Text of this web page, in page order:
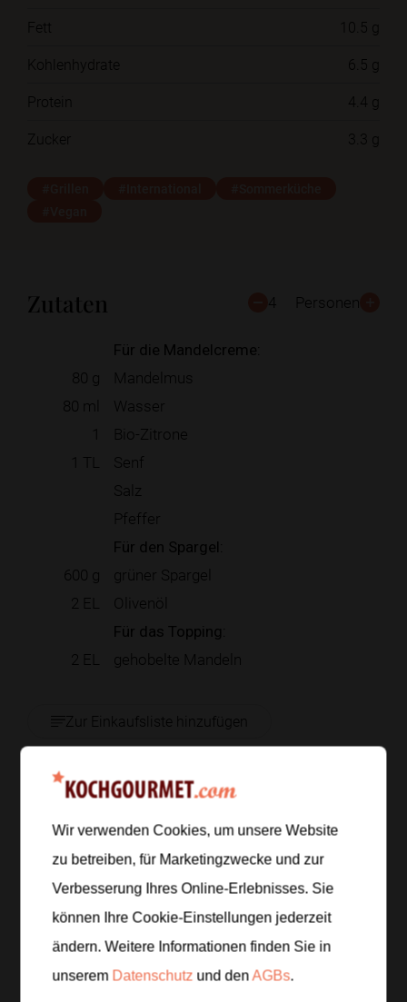
Fett
10.5 g
Kohlenhydrate
6.5 g
Protein
4.4 g
Zucker
3.3 g
Zutaten 4 Personen
Für die Mandelcreme:
80 g
Mandelmus
80 ml
Wasser
1
Bio-Zitrone
1 TL
Senf
Salz
Pfeffer
Für den Spargel:
600 g
grüner Spargel
2 EL Olivenöl
Für das Topping:
2 EL gehobelte Mandeln
Zur Einkaufsliste hinzufügen
Zubereitung
Schritt 1/7
Den grünen Spargel waschen. Den Grill auf mittlere
Hitze vorheizen, damit der Spargel gleichmäßig gart
und Röstaromen bekommt.
Wir verwenden Cookies, um unsere Website
zu betreiben, für Marketingzwecke und zur
Verbesserung Ihres Online-Erlebnisses. Sie
können Ihre Cookie-Einstellungen jederzeit
ändern. Weitere Informationen finden Sie in
unserem Datenschutz und denAGBs.